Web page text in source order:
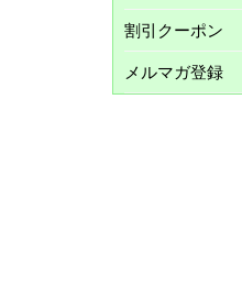
割引クーポン
メルマガ登録